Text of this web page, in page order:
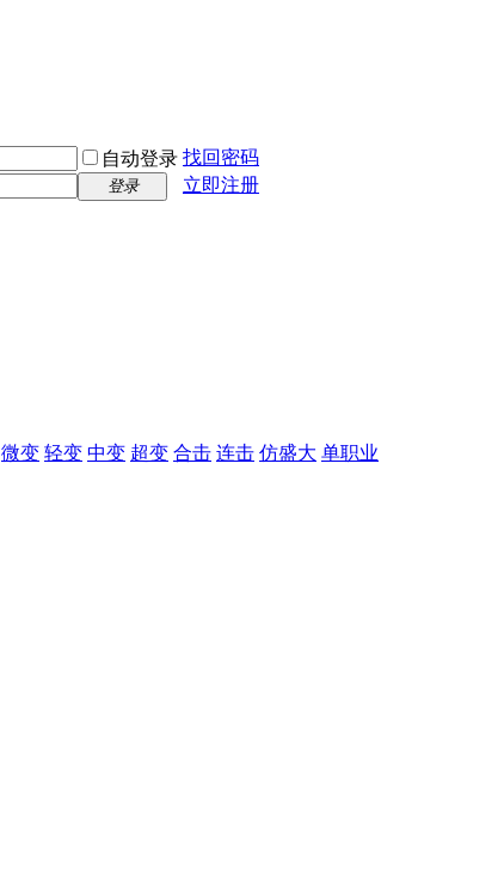
自动登录 找回密码
登录
立即注册
微变 轻变 中变 超变 合击 连击 仿盛大 单职业